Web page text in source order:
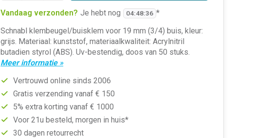
Vandaag verzonden? Je hebt nog 04:48:36 *
Schnabl klembeugel/buisklem voor 19 mm (3/4) buis, kleur:
grijs. Materiaal: kunststof, materiaalkwaliteit: Acrylnitril
butadien styrol (ABS). Uv-bestendig, doos van 50 stuks.
Meer informatie »
Vertrouwd online sinds 2006
Gratis verzending vanaf € 150
5% extra korting vanaf € 1000
Voor 21u besteld, morgen in huis*
30 dagen retourrecht